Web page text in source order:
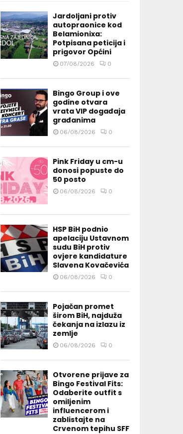
Jardoljani protiv
autopraonice kod
Belamionixa:
Potpisana peticija i
prigovor Općini
07/08/2026 0
Bingo Group i ove
godine otvara
vrata VIP događaja
građanima
06/08/2026 0
Pink Friday u cm-u
donosi popuste do
50 posto
06/08/2026 0
HSP BiH podnio
apelaciju Ustavnom
sudu BiH protiv
ovjere kandidature
Slavena Kovačevića
06/08/2026 0
Pojačan promet
širom BiH, najduža
čekanja na izlazu iz
zemlje
06/08/2026 0
Otvorene prijave za
Bingo Festival Fits:
Odaberite outfit s
omiljenim
influencerom i
zablistajte na
Crvenom tepihu SFF